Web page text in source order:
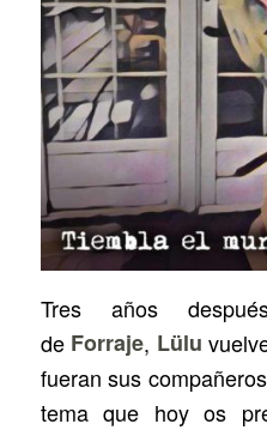
Tres años
de Forraje, Lülu
fueran sus
tema que hoy os